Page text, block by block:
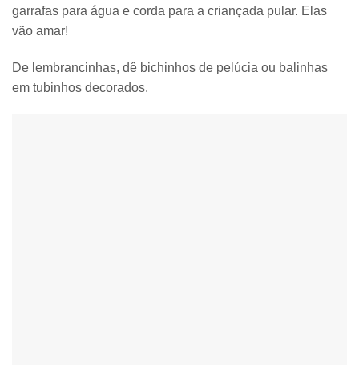
garrafas para água e corda para a criançada pular. Elas
vão amar!
De lembrancinhas, dê bichinhos de pelúcia ou balinhas
em tubinhos decorados.